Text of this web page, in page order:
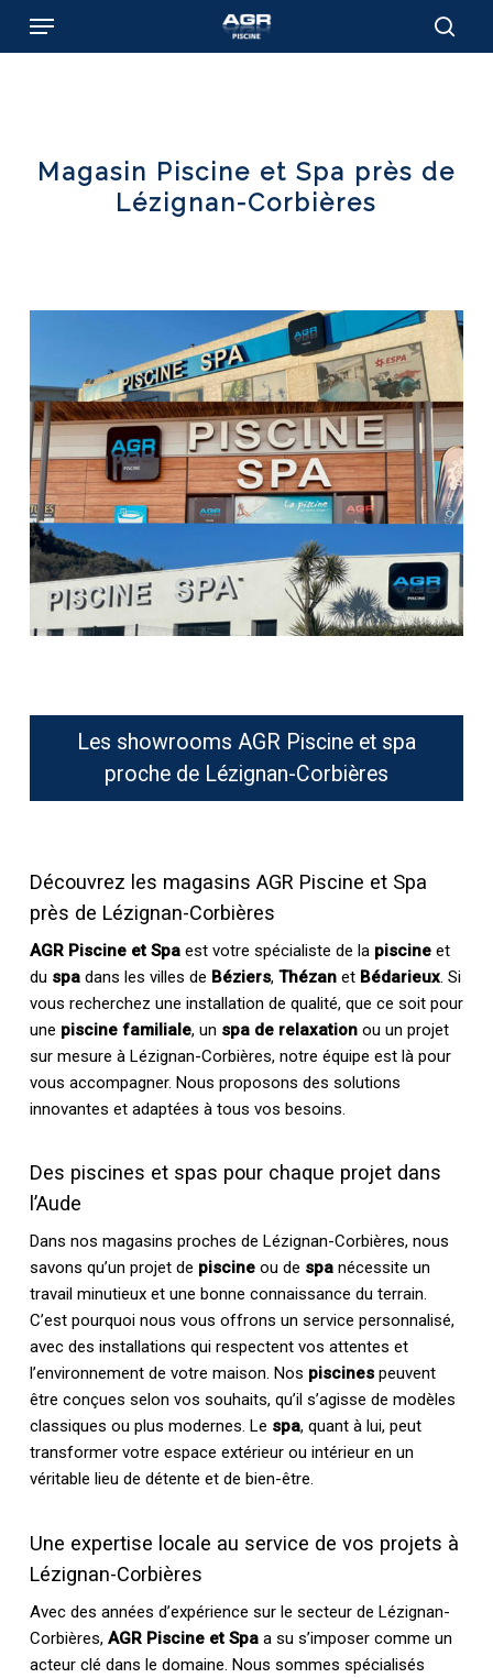
Menu
Magasin Piscine et Spa près de
Lézignan-Corbières
Les showrooms AGR Piscine et spa
proche de Lézignan-Corbières
Découvrez les magasins AGR Piscine et Spa
près de Lézignan-Corbières
AGR Piscine et Spaest votre spécialiste de la piscineet
du spadans les villes de Béziers, Thézanet Bédarieux. Si
vous recherchez une installation de qualité, que ce soit pour
une piscine familiale, un spa de relaxationou un projet
sur mesure à Lézignan-Corbières, notre équipe est là pour
vous accompagner. Nous proposons des solutions
innovantes et adaptées à tous vos besoins.
Des piscines et spas pour chaque projet dans
l’Aude
Dans nos magasins proches de Lézignan-Corbières, nous
savons qu’un projet de piscineou de spanécessite un
travail minutieux et une bonne connaissance du terrain.
C’est pourquoi nous vous offrons un service personnalisé,
avec des installations qui respectent vos attentes et
l’environnement de votre maison. Nos piscinespeuvent
être conçues selon vos souhaits, qu’il s’agisse de modèles
classiques ou plus modernes. Le spa, quant à lui, peut
transformer votre espace extérieur ou intérieur en un
véritable lieu de détente et de bien-être.
Une expertise locale au service de vos projets à
Lézignan-Corbières
Avec des années d’expérience sur le secteur de Lézignan-
Corbières, AGR Piscine et Spaa su s’imposer comme un
acteur clé dans le domaine. Nous sommes spécialisés